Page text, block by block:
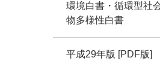
環境白書・循環型社
物多様性白書
平成29年版 [PDF版]